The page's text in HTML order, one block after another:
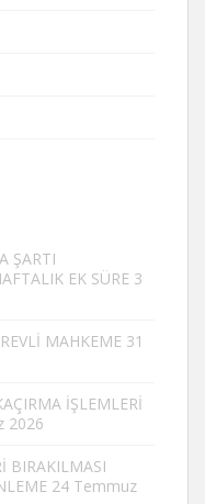
ŞARTI
EK SÜRE 3
MAHKEME 31
İŞLEMLERİ
2026
BIRAKILMASI
24 Temmuz